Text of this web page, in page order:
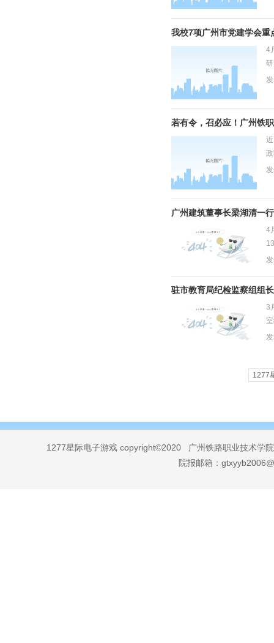
我校7项广州市党建学会重
4
若有令，召必应！广州铁
广州建筑董事长梁湖清一
4
驻市教育局纪检监察组组
3
1277
1277星际电子游戏 copyright©2020 广州铁路职业技术学
院报邮箱：